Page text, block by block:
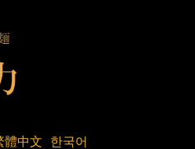
한국어
體中文